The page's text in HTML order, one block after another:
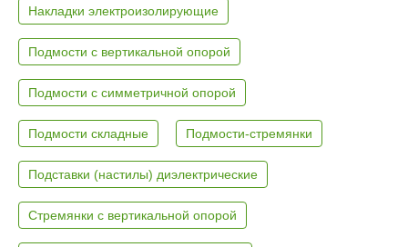
Накладки электроизолирующие
Подмости с вертикальной опорой
Подмости с симметричной опорой
Подмости складные Подмости-стремянки
Подставки (настилы) диэлектрические
Стремянки с вертикальной опорой